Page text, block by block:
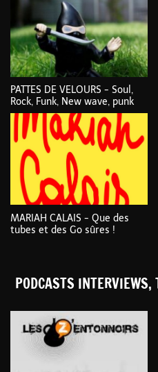
psychedelic/rhythm’n’blues/
PATTES DE VELOURS - Soul,
Rock, Funk, New wave, punk
MARIAH CALAIS - Que des
tubes et des Go sûres !
PODCASTS INTERVIEWS,